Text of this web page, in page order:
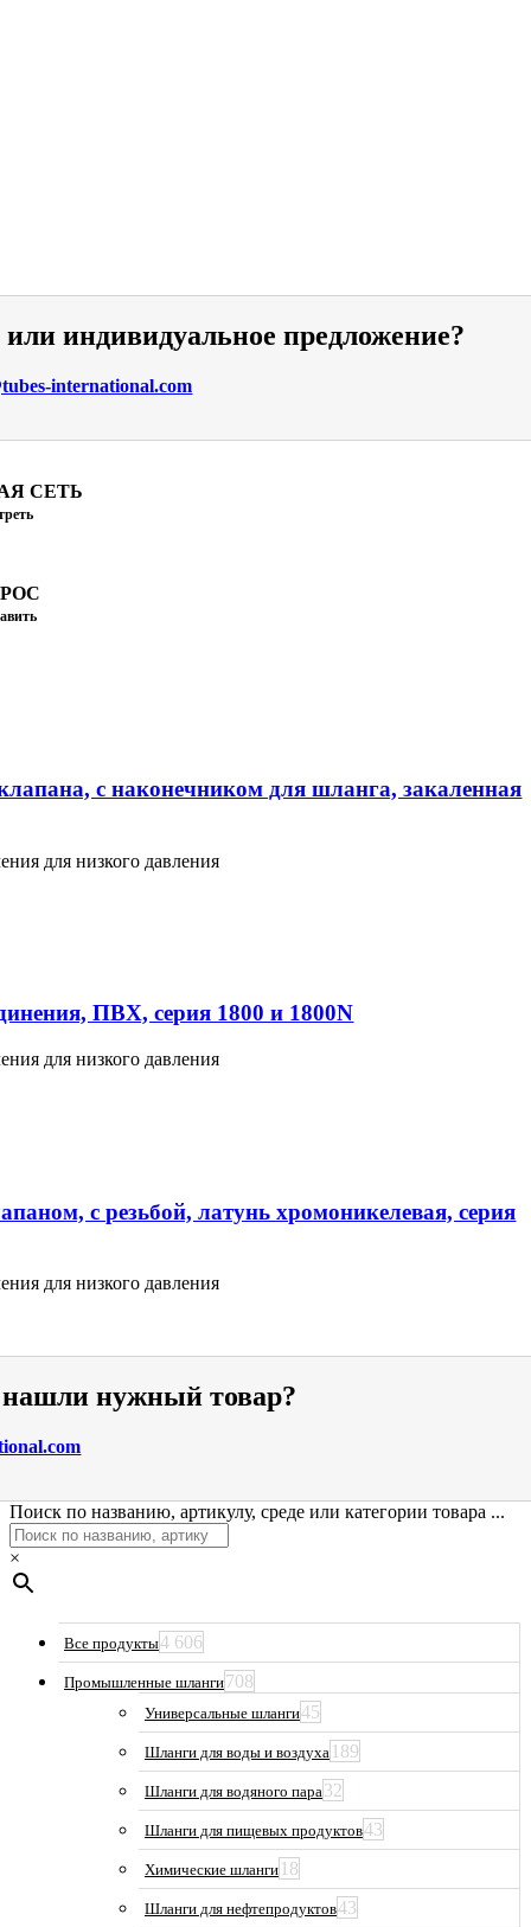
индивидуальное предложение?
international.com
СЕТЬ
с наконечником для шланга, закаленная
для низкого давления
ПВХ, серия 1800 и 1800N
для низкого давления
с резьбой, латунь хромоникелевая, серия
для низкого давления
нужный товар?
Поиск по названию, артикулу, среде или категории товара ...
×
Все продукты4 606
Промышленные шланги708
Универсальные шланги45
Шланги для воды и воздуха 189
Шланги для водяного пара32
Шланги для пищевых продуктов43
Химические шланги 18
Шланги для нефтепродуктов43